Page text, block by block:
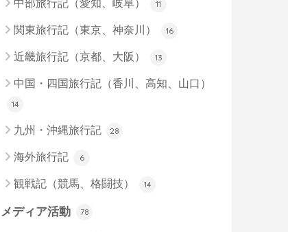
中部旅行記（愛知、岐阜） 11
関東旅行記（東京、神奈川） 16
近畿旅行記（京都、大阪） 13
中国・四国旅行記（香川、高知、山口）
14
九州・沖縄旅行記 28
海外旅行記 6
観戦記（競馬、格闘技） 14
メディア活動 78